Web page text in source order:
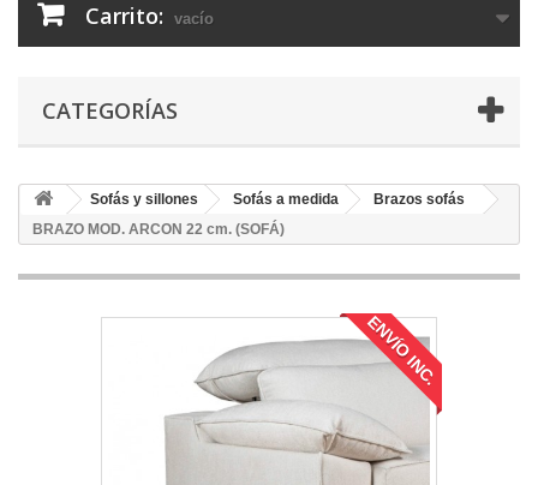
Carrito: vacío
CATEGORÍAS
Sofás y sillones Sofás a medida
Brazos sofás
BRAZO MOD. ARCON 22 cm. (SOFÁ)
ENVÍO INC.